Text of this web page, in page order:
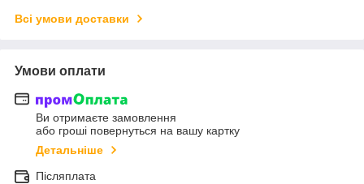
Всі умови доставки
Умови оплати
Ви отримаєте замовлення
або гроші повернуться на вашу картку
Детальніше
Післяплата